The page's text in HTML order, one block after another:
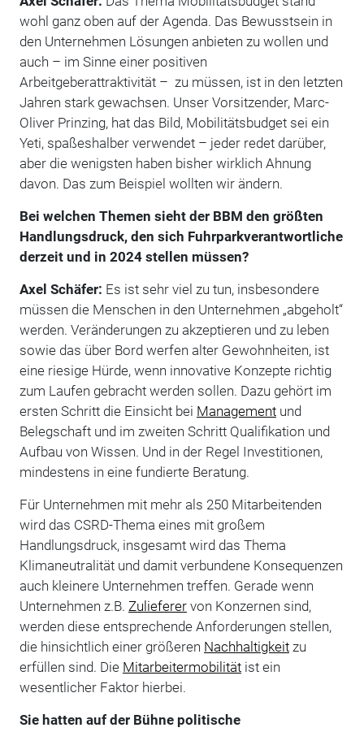
wohl ganz oben auf der Agenda. Das Bewusstsein in
den Unternehmen Lösungen anbieten zu wollen und
auch – im Sinne einer positiven
Arbeitgeberattraktivität – zu müssen, ist in den letzten
Jahren stark gewachsen. Unser Vorsitzender, Marc-
Oliver Prinzing, hat das Bild, Mobilitätsbudget sei ein
Yeti, spaßeshalber verwendet – jeder redet darüber,
aber die wenigsten haben bisher wirklich Ahnung
davon. Das zum Beispiel wollten wir ändern.
Bei welchen Themen sieht der BBM den größten
Handlungsdruck, den sich Fuhrparkverantwortliche
derzeit und in 2024 stellen müssen?
Axel Schäfer: Es ist sehr viel zu tun, insbesondere
müssen die Menschen in den Unternehmen „abgeholt“
werden. Veränderungen zu akzeptieren und zu leben
sowie das über Bord werfen alter Gewohnheiten, ist
eine riesige Hürde, wenn innovative Konzepte richtig
zum Laufen gebracht werden sollen. Dazu gehört im
ersten Schritt die Einsicht bei Managementund
Belegschaft und im zweiten Schritt Qualifikation und
Aufbau von Wissen. Und in der Regel Investitionen,
mindestens in eine fundierte Beratung.
Für Unternehmen mit mehr als 250 Mitarbeitenden
wird das CSRD-Thema eines mit großem
Handlungsdruck, insgesamt wird das Thema
Klimaneutralität und damit verbundene Konsequenzen
auch kleinere Unternehmen treffen. Gerade wenn
Unternehmen z.B. Zulieferervon Konzernen sind,
werden diese entsprechende Anforderungen stellen,
die hinsichtlich einer größeren Nachhaltigkeitzu
erfüllen sind. Die Mitarbeitermobilitätist ein
wesentlicher Faktor hierbei.
Sie hatten auf der Bühne politische